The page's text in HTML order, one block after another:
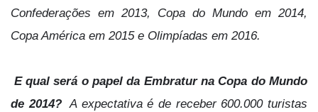
Confederações em 2013, Copa do Mundo em 2014,
Copa América em 2015 e Olimpíadas em 2016.
E qual será o papel da Embratur na Copa do Mundo
de 2014? A expectativa é de receber 600.000 turistas